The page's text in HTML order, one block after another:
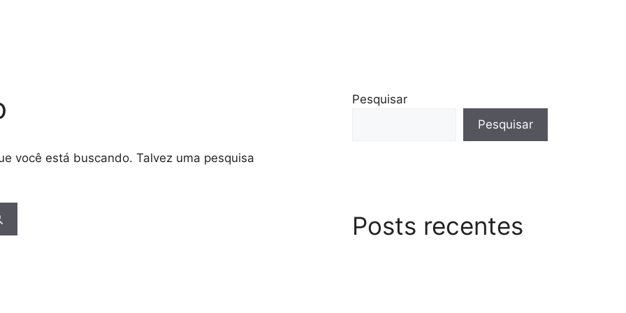
você está buscando. Talvez uma pesquisa
Pesquisar
Pesquisar
Posts recentes